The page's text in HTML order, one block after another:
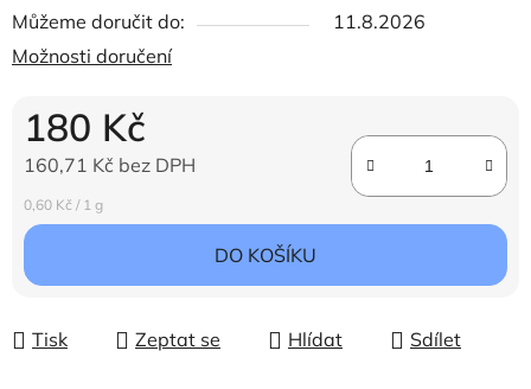
Můžeme doručit do:
11.8.2026
Možnosti doručení
180 Kč
160,71 Kč bez DPH
Měrná cena:
0,60 Kč / 1 g
DO KOŠÍKU
Tisk Zeptat se Hlídat Sdílet